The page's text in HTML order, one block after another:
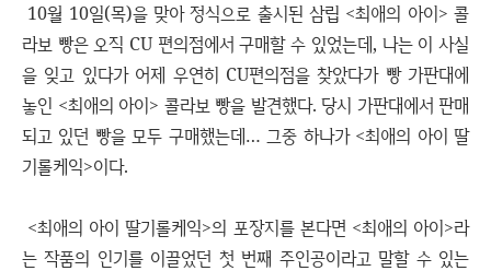
10월 10일(목)을 맞아 정식으로 출시된 삼립 <최애의 아이> 콜
라보 빵은 오직 CU 편의점에서 구매할 수 있었는데, 나는 이 사실
을 잊고 있다가 어제 우연히 CU편의점을 찾았다가 빵 가판대에
놓인 <최애의 아이> 콜라보 빵을 발견했다. 당시 가판대에서 판매
되고 있던 빵을 모두 구매했는데… 그중 하나가 <최애의 아이 딸
기롤케익>이다.
<최애의 아이 딸기롤케익>의 포장지를 본다면 <최애의 아이>라
는 작품의 인기를 이끌었던 첫 번째 주인공이라고 말할 수 있는